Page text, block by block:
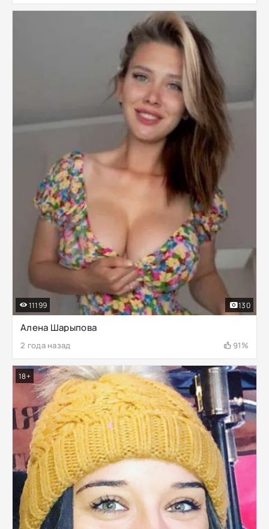
Алена Шарыпова
2 года назад 91%
11199 130
18+